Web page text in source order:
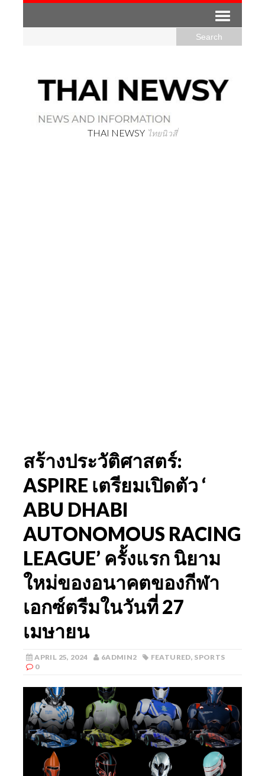
THAI NEWSY ไทยนิวสี่
สร้างประวัติศาสตร์:
ASPIRE เตรียมเปิดตัว ‘
ABU DHABI
AUTONOMOUS RACING
LEAGUE’ ครั้งแรก นิยาม
ใหม่ของอนาคตของกีฬา
เอกซ์ตรีมในวันที่ 27
เมษายน
APRIL 25, 2024 6ADMIN2 FEATURED, SPORTS
0